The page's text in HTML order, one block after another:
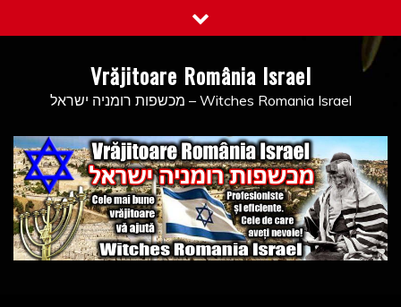
to
Vrăjitoare România Israel
מכשפות רומניה ישראל – Witches Romania Israel